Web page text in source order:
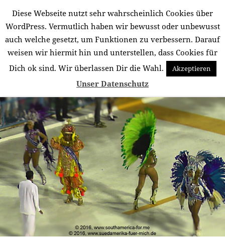
Südamerika für mich
MENÜ
UND
WIDGETS
Schlagwort: Karneval in Rio
Diese Webseite nutzt sehr wahrscheinlich Cookies über
WordPress. Vermutlich haben wir bewusst oder unbewusst
auch welche gesetzt, um Funktionen zu verbessern. Darauf
weisen wir hiermit hin und unterstellen, dass Cookies für
Dich ok sind. Wir überlassen Dir die Wahl.
Akzeptieren
Unser Datenschutz